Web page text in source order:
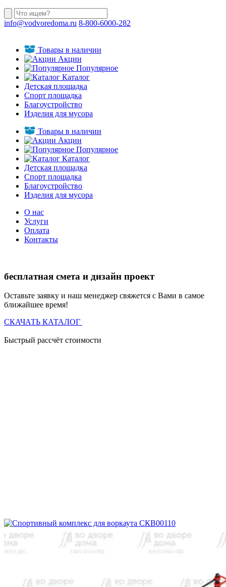
info@vodvoredoma.ru 8-800-6000-282
Товары в наличии
Акции
Популярное
Каталог
Детская площадка
Спорт площадка
Благоустройство
Изделия для мусора
Товары в наличии
Акции
Популярное
Каталог
Детская площадка
Спорт площадка
Благоустройство
Изделия для мусора
О нас
Услуги
Оплата
Контакты
бесплатная смета и дизайн проект
Оставьте заявку и наш менеджер свяжется с Вами в самое
ближайшее время!
СКАЧАТЬ КАТАЛОГ
Быстрый рассчёт стоимости